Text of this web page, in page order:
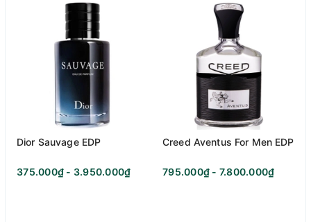
Dior Sauvage EDP
375.000₫ - 3.950.000₫
Creed Aventus For Men EDP
795.000₫ - 7.800.000₫